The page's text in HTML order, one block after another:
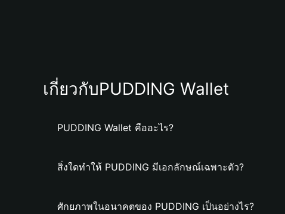
เกี่ยวกับPUDDING Wallet
PUDDING Wallet คืออะไร?
สิ่งใดทำให้ PUDDING มีเอกลักษณ์เฉพาะตัว?
ศักยภาพในอนาคตของ PUDDING เป็นอย่างไร?